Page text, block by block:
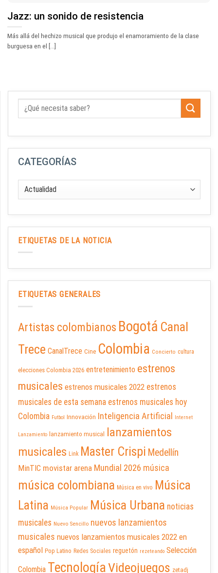
Jazz: un sonido de resistencia
Más allá del hechizo musical que produjo el enamoramiento de la clase
burguesa en el [...]
CATEGORÍAS
ETIQUETAS DE LA NOTICIA
ETIQUETAS GENERALES
Artistas colombianos Bogotá Canal
Trece CanalTrece Cine Colombia Concierto cultura
elecciones Colombia 2026 entretenimiento estrenos
musicales estrenos musicales 2022 estrenos
musicales de esta semana estrenos musicales hoy
Colombia Futbol Innovación Inteligencia Artificial Internet
Lanzamiento lanzamiento musical
lanzamientos
musicales Link Master Crispi Medellín
MinTIC movistar arena Mundial 2026 música
música colombiana Música en vivo Música
Latina Música Popular Música Urbana noticias
musicales Nuevo Sencillo nuevos lanzamientos
musicales nuevos lanzamientos musicales 2022 en
español Pop Latino Redes Sociales reguetón rezeteando Selección
Colombia TecnologíaVideojuegos zetadj